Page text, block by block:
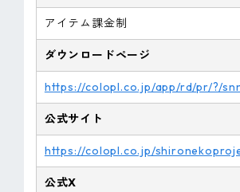
アイテム課金制
ダウンロードページ
https://colopl.co.jp/app/rd/pr/?/
公式サイト
https://colopl.co.jp/
公式X